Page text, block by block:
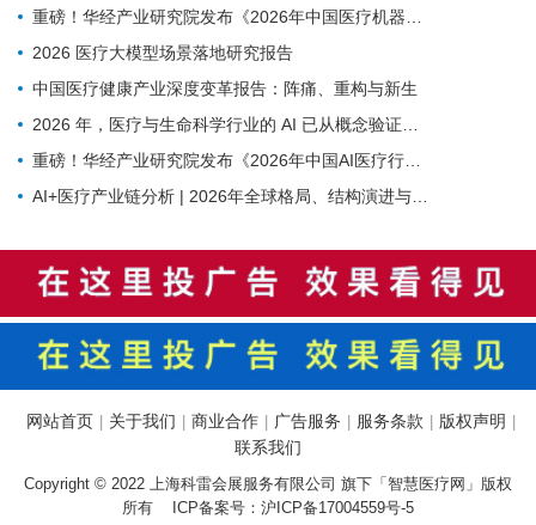
重磅！华经产业研究院发布《2026年中国医疗机器人行业市场深度研究报告》
2026 医疗大模型场景落地研究报告
中国医疗健康产业深度变革报告：阵痛、重构与新生
2026 年，医疗与生命科学行业的 AI 已从概念验证进入规模化应用阶段——NVIDIA发布的2026 AI in Healthcare and Life Sciences报告
重磅！华经产业研究院发布《2026年中国AI医疗行业市场深度研究报告》
AI+医疗产业链分析 | 2026年全球格局、结构演进与未来趋势
网站首页 关于我们 商业合作 广告服务 服务条款 版权声明
联系我们
Copyright © 2022 上海科雷会展服务有限公司 旗下「智慧医疗网」版权
所有 ICP备案号： 沪ICP备17004559号-5